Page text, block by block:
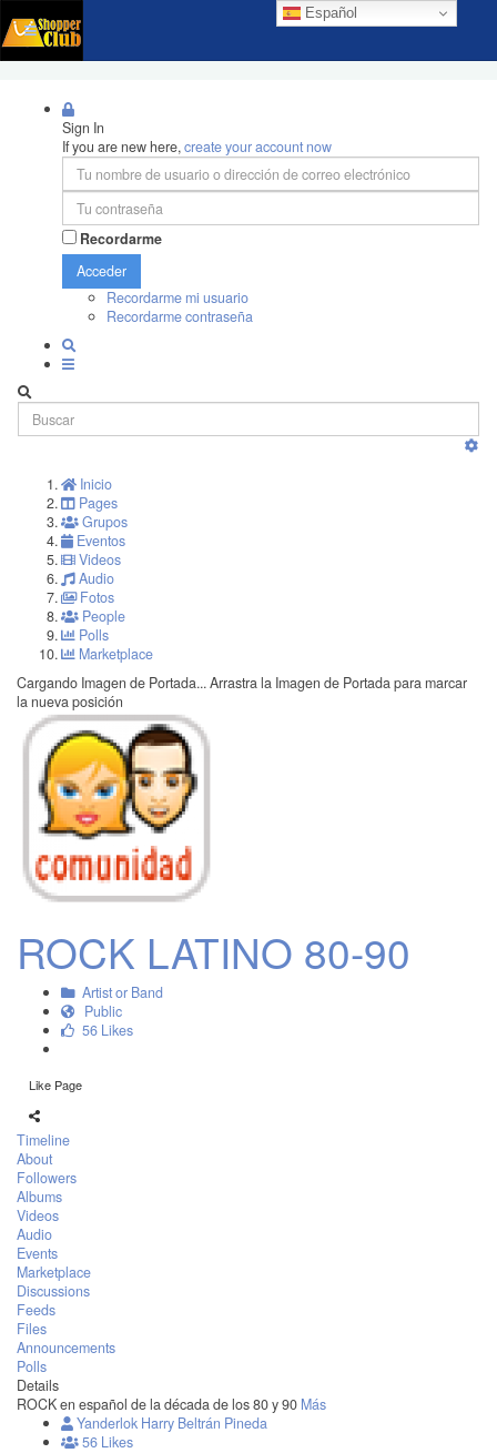
Español
Sign In
If you are new here,create your account now
Recordarme
Acceder
Recordarme mi usuario
Recordarme contraseña
Inicio
Pages
Grupos
Eventos
Videos
Audio
Fotos
People
Polls
Marketplace
Cargando Imagen de Portada... Arrastra la Imagen de Portada para marcar
la nueva posición
ROCK LATINO 80-90
Artist or Band
Public
56 Likes
Like Page
Timeline
About
Followers
Albums
Videos
Audio
Events
Marketplace
Discussions
Feeds
Files
Announcements
Polls
Details
ROCK en español de la década de los 80 y 90 Más
Yanderlok Harry Beltrán Pineda
56 Likes